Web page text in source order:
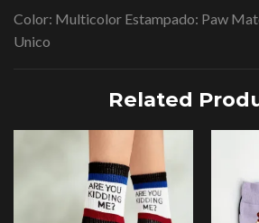
Color: Multicolor Estampado: Paw
Unico
Related